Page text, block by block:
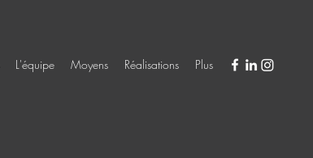
L'équipe Moyens Réalisations Plus